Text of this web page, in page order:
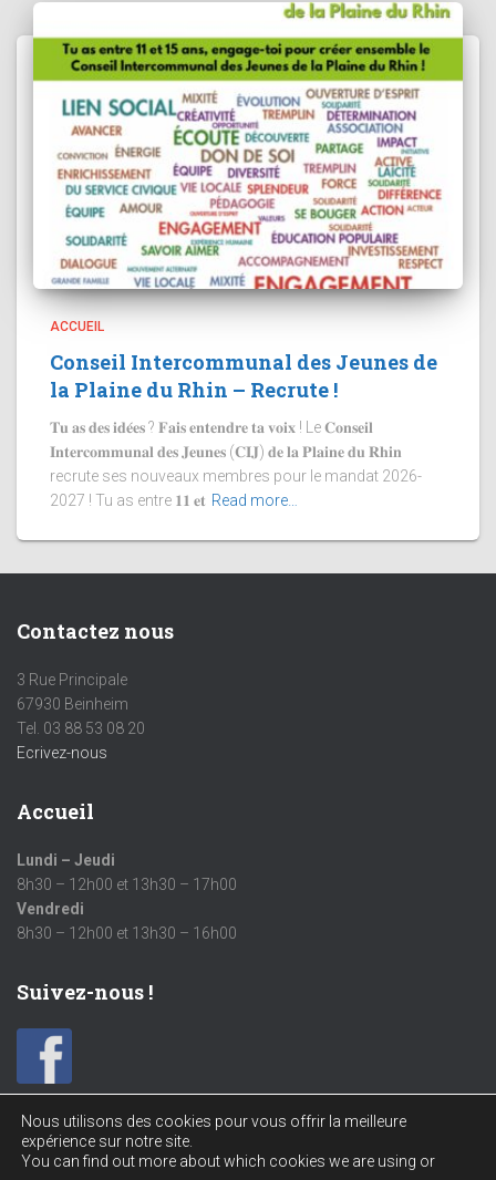
ACCUEIL
Conseil Intercommunal des Jeunes de
la Plaine du Rhin – Recrute !
𝐓𝐮 𝐚𝐬 𝐝𝐞𝐬 𝐢𝐝𝐞́𝐞𝐬 ? 𝐅𝐚𝐢𝐬 𝐞𝐧𝐭𝐞𝐧𝐝𝐫𝐞 𝐭𝐚 𝐯𝐨𝐢𝐱 ! Le 𝐂𝐨𝐧𝐬𝐞𝐢𝐥
𝐈𝐧𝐭𝐞𝐫𝐜𝐨𝐦𝐦𝐮𝐧𝐚𝐥 𝐝𝐞𝐬 𝐉𝐞𝐮𝐧𝐞𝐬 (𝐂𝐈𝐉) 𝐝𝐞 𝐥𝐚 𝐏𝐥𝐚𝐢𝐧𝐞 𝐝𝐮 𝐑𝐡𝐢𝐧
recrute ses nouveaux membres pour le mandat 2026-
2027 ! Tu as entre 𝟏𝟏 𝐞𝐭 Read more…
Contactez nous
3 Rue Principale
67930 Beinheim
Tel. 03 88 53 08 20
Ecrivez-nous
Accueil
Lundi – Jeudi
8h30 – 12h00 et 13h30 – 17h00
Vendredi
8h30 – 12h00 et 13h30 – 16h00
Suivez-nous !
Nous utilisons des cookies pour vous offrir la meilleure
expérience sur notre site.
You can find out more about which cookies we are using or